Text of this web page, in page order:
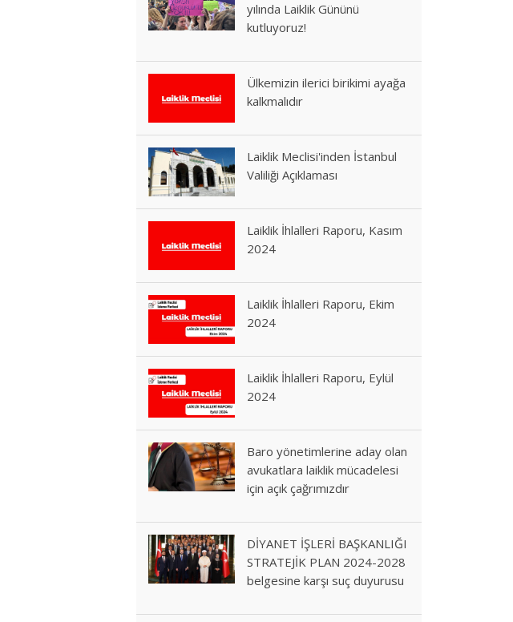
yılında Laiklik Gününü
kutluyoruz!
Ülkemizin ilerici birikimi ayağa
kalkmalıdır
Laiklik Meclisi'inden İstanbul
Valiliği Açıklaması
Laiklik İhlalleri Raporu, Kasım
2024
Laiklik İhlalleri Raporu, Ekim
2024
Laiklik İhlalleri Raporu, Eylül
2024
Baro yönetimlerine aday olan
avukatlara laiklik mücadelesi
için açık çağrımızdır
DİYANET İŞLERİ BAŞKANLIĞI
STRATEJİK PLAN 2024-2028
belgesine karşı suç duyurusu